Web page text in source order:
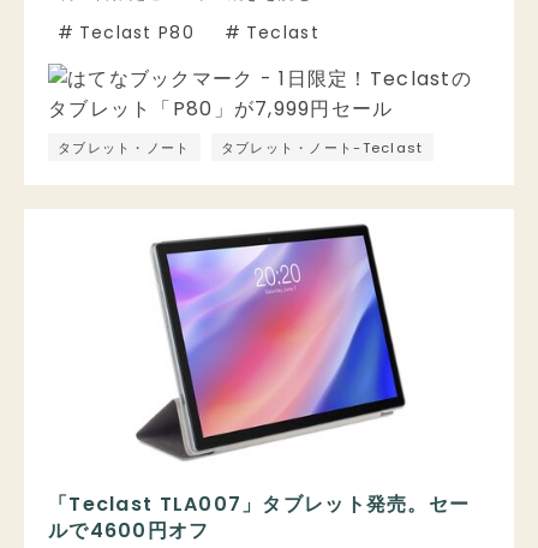
タブレット・ノート タブレット・ノート-Teclast
# Teclast P80 # Teclast
「Teclast TLA007」タブレット発売。セー
ルで4600円オフ